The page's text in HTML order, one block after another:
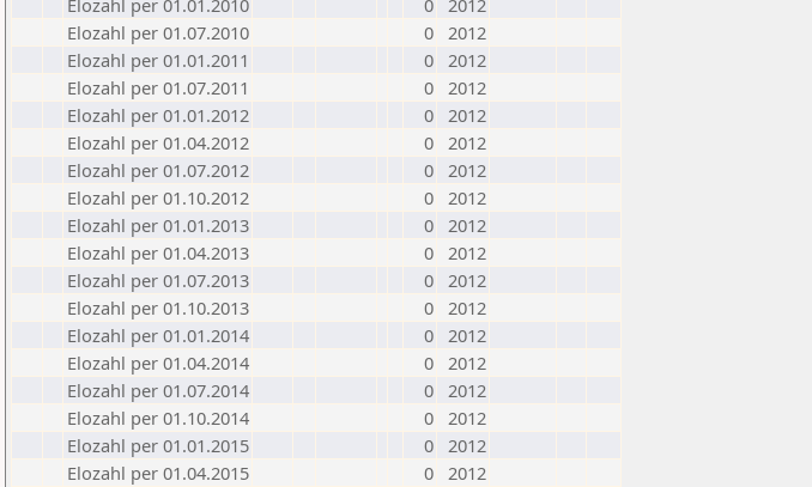
Elozahl per 01.01.2010
0 2012
Elozahl per 01.07.2010
0 2012
Elozahl per 01.01.2011
0 2012
Elozahl per 01.07.2011
0 2012
Elozahl per 01.01.2012
0 2012
Elozahl per 01.04.2012
0 2012
Elozahl per 01.07.2012
0 2012
Elozahl per 01.10.2012
0 2012
Elozahl per 01.01.2013
0 2012
Elozahl per 01.04.2013
0 2012
Elozahl per 01.07.2013
0 2012
Elozahl per 01.10.2013
0 2012
Elozahl per 01.01.2014
0 2012
Elozahl per 01.04.2014
0 2012
Elozahl per 01.07.2014
0 2012
Elozahl per 01.10.2014
0 2012
Elozahl per 01.01.2015
0 2012
Elozahl per 01.04.2015
0 2012